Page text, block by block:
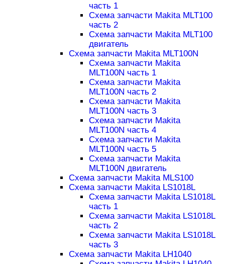
часть 1
Схема запчасти Makita MLT100
часть 2
Схема запчасти Makita MLT100
двигатель
Схема запчасти Makita MLT100N
Схема запчасти Makita
MLT100N часть 1
Схема запчасти Makita
MLT100N часть 2
Схема запчасти Makita
MLT100N часть 3
Схема запчасти Makita
MLT100N часть 4
Схема запчасти Makita
MLT100N часть 5
Схема запчасти Makita
MLT100N двигатель
Схема запчасти Makita MLS100
Схема запчасти Makita LS1018L
Схема запчасти Makita LS1018L
часть 1
Схема запчасти Makita LS1018L
часть 2
Схема запчасти Makita LS1018L
часть 3
Схема запчасти Makita LH1040